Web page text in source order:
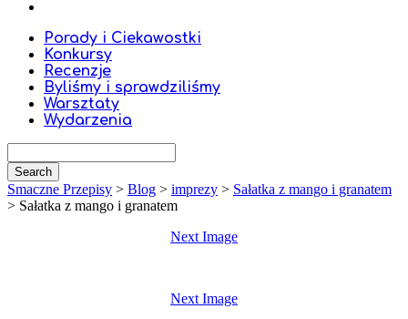
Porady i Ciekawostki
Konkursy
Recenzje
Byliśmy i sprawdziliśmy
Warsztaty
Wydarzenia
Smaczne Przepisy > Blog > imprezy > Sałatka z mango i granatem
> Sałatka z mango i granatem
Next Image
Next Image